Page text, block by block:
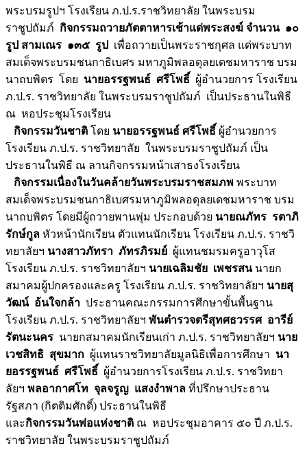
พระบรมรูปฯ โรงเรียน ภ.ป.ร.ราชวิทยาลัย ในพระบรม
ราชูปถัมภ์ กิจกรรมถวายภัตตาหารเช้าแด่พระสงฆ์ จำนวน ๑๐
รูป สามเณร ๑๓๕ รูป
เพื่อถวายเป็นพระราชกุศล แด่พระบาท
สมเด็จพระบรมชนกาธิเบศร มหาภูมิพลอดุลยเดชมหาราช บรม
นาถบพิตร โดย นายอรรฐพนธ์ ศรีโพธิ์ ผู้อำนวยการ โรงเรียน
ภ.ป.ร. ราชวิทยาลัย ในพระบรมราชูปถัมภ์ เป็นประธานในพิธี
ณ หอประชุมโรงเรียน
กิจกรรมวันชาติ โดย นายอรรฐพนธ์ ศรีโพธิ์ ผู้อำนวยการ
โรงเรียน ภ.ป.ร. ราชวิทยาลัย ในพระบรมราชูปถัมภ์ เป็น
ประธานในพิธี ณ ลานกิจกรรมหน้าเสาธงโรงเรียน
กิจกรรมเนื่องในวันคล้ายวันพระบรมราชสมภพ พระบาท
สมเด็จพระบรมชนกาธิเบศรมหาภูมิพลอดุลยเดชมหาราช บรม
นาถบพิตร โดยมีผู้ถวายพานพุ่ม ประกอบด้วย นายณภัทร รตาภิ
รักษ์กูล หัวหน้านักเรียน ตัวแทนนักเรียน โรงเรียน ภ.ป.ร. ราชวิ
ทยาลัยฯ นางสาวภัทรา ภัทรภิรมย์ ผู้แทนชมรมครูอาวุโส
โรงเรียน ภ.ป.ร. ราชวิทยาลัยฯ นายเฉลิมชัย เพชรสนนายก
สมาคมผู้ปกครองและครู โรงเรียน ภ.ป.ร. ราชวิทยาลัยฯ นายสุ
วัฒน์ อ้นใจกล้า ประธานคณะกรรมการศึกษาขั้นพื้นฐาน
โรงเรียน ภ.ป.ร. ราชวิทยาลัยฯ พันตำรวจตรีสุทศธวรรศ อารีย์
รัตนะนคร นายกสมาคมนักเรียนเก่า ภ.ป.ร. ราชวิทยาลัยฯ นาย
เวชสิทธิ สุขมาก ผู้แทนราชวิทยาลัยมูลนิธิเพื่อการศึกษา นา
ยอรรฐพนธ์ ศรีโพธิ์ ผู้อำนวยการโรงเรียน ภ.ป.ร. ราชวิทยา
ลัยฯ พลอากาศโท จุลจรูญ แสงงำพาล ที่ปรึกษาประธาน
รัฐสภา (กิตติมศักดิ์) ประธานในพิธี
และกิจกรรมวันพ่อแห่งชาติ ณ หอประชุมอาคาร ๕๐ ปี ภ.ป.ร.
ราชวิทยาลัย ในพระบรมราชูปถัมภ์